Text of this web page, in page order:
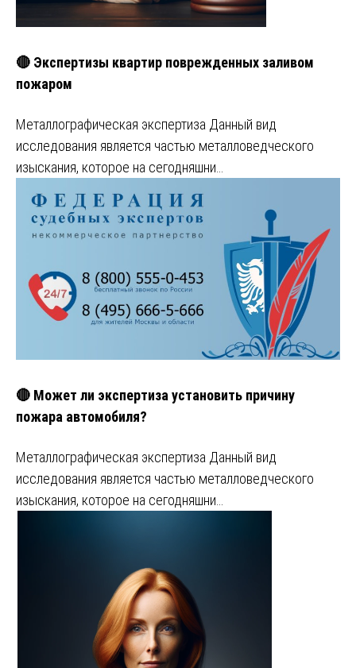
🔴 Экспертизы квартир поврежденных заливом
пожаром
Металлографическая экспертиза Данный вид
исследования является частью металловедческого
изыскания, которое на сегодняшни…
🔴 Может ли экспертиза установить причину
пожара автомобиля?
Металлографическая экспертиза Данный вид
исследования является частью металловедческого
изыскания, которое на сегодняшни…